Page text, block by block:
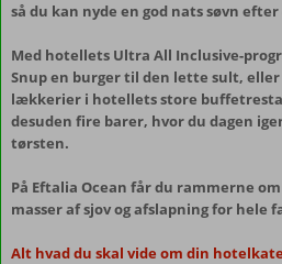
så du kan nyde en god nats søvn
Med hotellets Ultra All Inclusive-
Snup en burger til den lette sult, eller
lækkerier i hotellets store
desuden fire barer, hvor du dagen
tørsten.
På Eftalia Ocean får du rammerne
masser af sjov og afslapning for hele
Alt hvad du skal vide om din